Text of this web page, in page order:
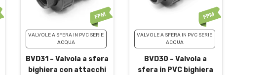
VALVOLE A SFERA IN PVC SERIE
ACQUA
BVD31 – Valvola a sfera
bighiera con attacchi
VALVOLE A SFERA IN PVC SERIE
ACQUA
BVD30 – Valvola a
sfera in PVC bighiera